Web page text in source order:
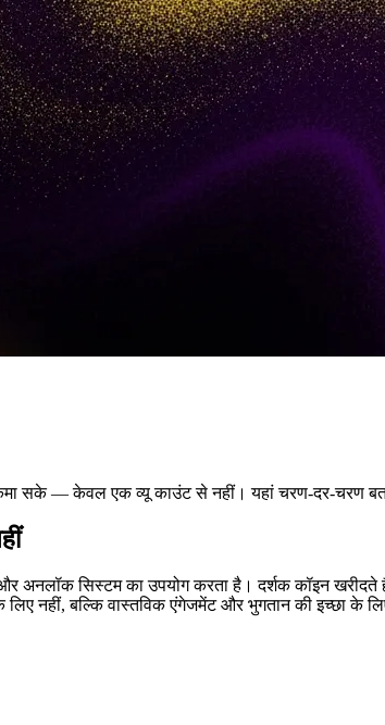
सके — केवल एक व्यू काउंट से नहीं। यहां चरण-दर-चरण
सिस्टम का उपयोग करता है। दर्शक कॉइन खरीदते
नहीं, बल्कि वास्तविक एंगेजमेंट और भुगतान की इच्छा के